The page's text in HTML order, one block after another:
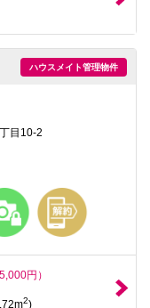
ハウスメイト管理物件
目10-2
円）
2)